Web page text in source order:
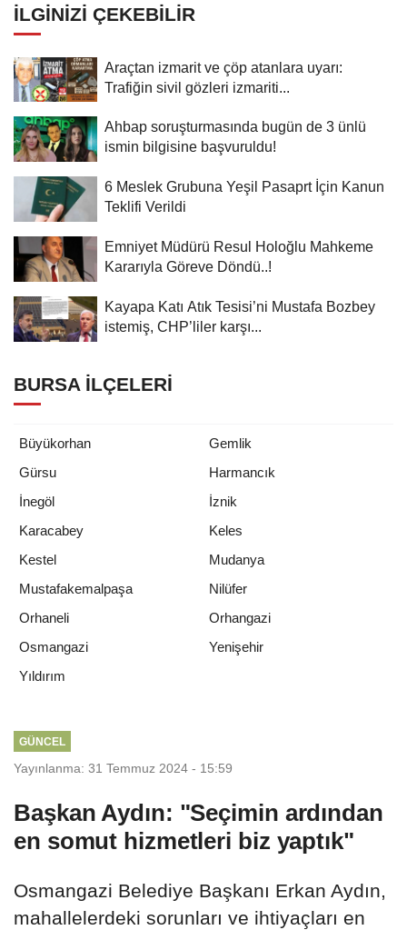
İLGINIZI ÇEKEBILIR
Araçtan izmarit ve çöp atanlara uyarı:
Trafiğin sivil gözleri izmariti...
Ahbap soruşturmasında bugün de 3 ünlü
ismin bilgisine başvuruldu!
6 Meslek Grubuna Yeşil Pasaprt İçin Kanun
Teklifi Verildi
Emniyet Müdürü Resul Holoğlu Mahkeme
Kararıyla Göreve Döndü..!
Kayapa Katı Atık Tesisi’ni Mustafa Bozbey
istemiş, CHP’liler karşı...
BURSA İLÇELERI
Büyükorhan
Gemlik
Gürsu
Harmancık
İnegöl
İznik
Karacabey
Keles
Kestel
Mudanya
Mustafakemalpaşa
Nilüfer
Orhaneli
Orhangazi
Osmangazi
Yenişehir
Yıldırım
GÜNCEL
Yayınlanma: 31 Temmuz 2024 - 15:59
Başkan Aydın: "Seçimin ardından
en somut hizmetleri biz yaptık"
Osmangazi Belediye Başkanı Erkan Aydın,
mahallelerdeki sorunları ve ihtiyaçları en